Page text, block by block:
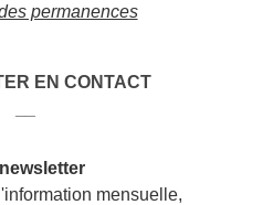
permanences
EN CONTACT
mensuelle,